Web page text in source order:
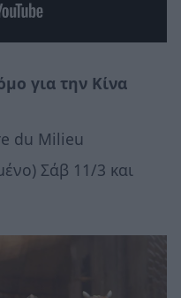
για την Κίνα
du Milieu
Σάβ 11/3 και